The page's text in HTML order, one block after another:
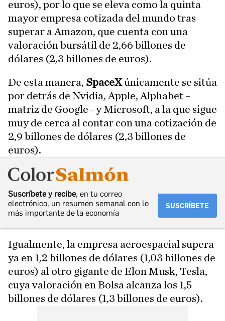
euros), por lo que se eleva como la quinta
mayor empresa cotizada del mundo tras
superar a Amazon, que cuenta con una
valoración bursátil de 2,66 billones de
dólares (2,3 billones de euros).
De esta manera, SpaceXúnicamente se sitúa
por detrás de Nvidia, Apple, Alphabet –
matriz de Google– y Microsoft, a la que sigue
muy de cerca al contar con una cotización de
2,9 billones de dólares (2,3 billones de
euros).
Suscríbete y recibe, en tu correo
electrónico, un resumen semanal con lo
más importante de la economía
SUSCRÍBETE
Igualmente, la empresa aeroespacial supera
ya en 1,2 billones de dólares (1,03 billones de
euros) al otro gigante de Elon Musk, Tesla,
cuya valoración en Bolsa alcanza los 1,5
billones de dólares (1,3 billones de euros).